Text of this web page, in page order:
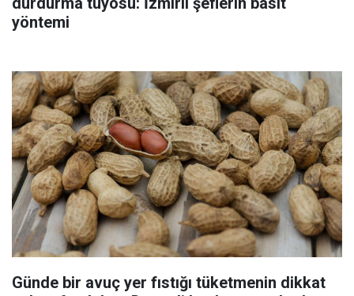
yöntemi
Günde bir avuç yer fıstığı tüketmenin dikkat